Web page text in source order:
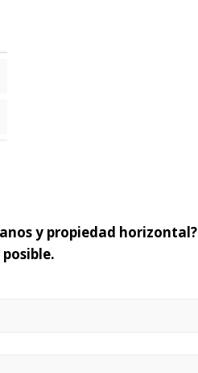
y propiedad horizontal?